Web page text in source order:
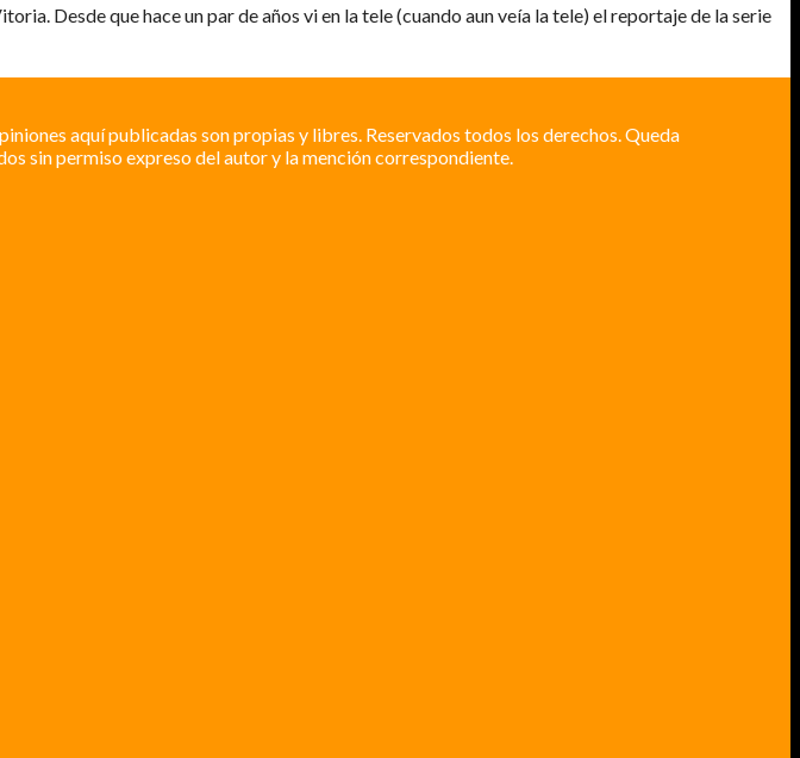
Desde que hace un par de años vi en la tele (cuando aun veía la tele) el reportaje de la serie
aquí publicadas son propias y libres. Reservados todos los derechos. Queda
sin permiso expreso del autor y la mención correspondiente.